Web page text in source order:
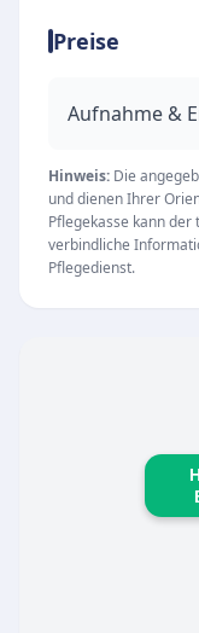
Unsere
ambulante
die
Angehörigen
dabei auf einer
Betreuung im
Entlastung im
Der Hahne
Preise
Aufnahme &
Hinweis: Die
und dienen Ihrer
Pflegekasse kann
verbindliche
Pflegedienst.